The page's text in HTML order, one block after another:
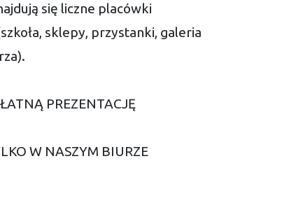
się liczne placówki
sklepy, przystanki, galeria
PREZENTACJĘ
W NASZYM BIURZE